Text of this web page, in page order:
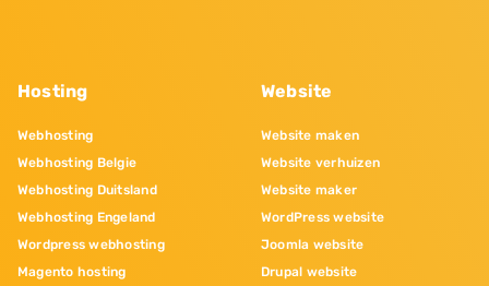
Hosting
Webhosting
Webhosting Belgie
Webhosting Duitsland
Webhosting Engeland
Wordpress webhosting
Magento hosting
Website
Website maken
Website verhuizen
Website maker
WordPress website
Joomla website
Drupal website